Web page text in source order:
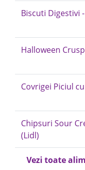
Biscuti Digestivi
Halloween
Covrigei Piciul
Chipsuri Sour
(Lidl)
Vezi toate